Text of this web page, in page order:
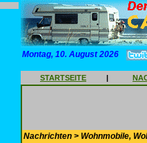
Montag, 10. August 2026
STARTSEITE |
Nachrichten > Wohnmobile,